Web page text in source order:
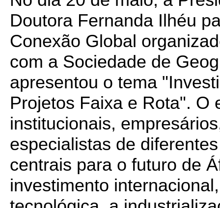
Doutora Fernanda Ilhéu
Conexão Global
com a Sociedade de
apresentou o tema
Projetos Faixa e Rota". O
institucionais,
especialistas de
centrais para o futuro de
investimento